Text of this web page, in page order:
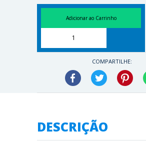
[ Veja mais ]
COMPARTILHE:
Facebook Twitter
DESCRIÇÃO